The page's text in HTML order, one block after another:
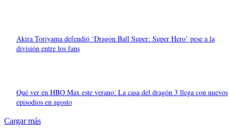
Akira Toriyama defendió ‘Dragon Ball Super: Super Hero’ pese a la
división entre los fans
Qué ver en HBO Max este verano: La casa del dragón 3 llega con nuevos
episodios en agosto
Cargar más